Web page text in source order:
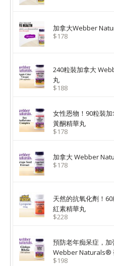
加拿大Webber
$178
240粒裝加拿大
丸
$188
女性恩物！90粒裝
黃酮精華丸
$178
加拿大 Webber
$178
天然的抗氧化劑！
紅素精華丸
$228
預防老年痴呆症，
Webber Naturals®
$198